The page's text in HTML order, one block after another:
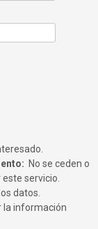
No se ceden o
servicio.
datos.
la información